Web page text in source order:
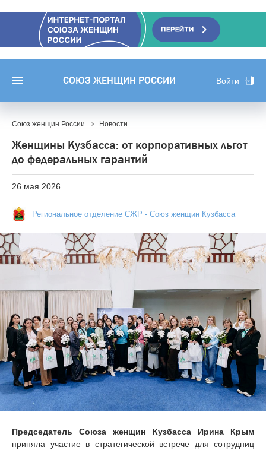
СОЮЗ ЖЕНЩИН РОССИИ Войти
Союз женщин России Новости
Женщины Кузбасса: от корпоративных льгот
до федеральных гарантий
26 мая 2026
Региональное отделение СЖР - Союз женщин Кузбасса
Председатель Союза женщин Кузбасса Ирина Крым
приняла участие в стратегической встрече для сотрудниц